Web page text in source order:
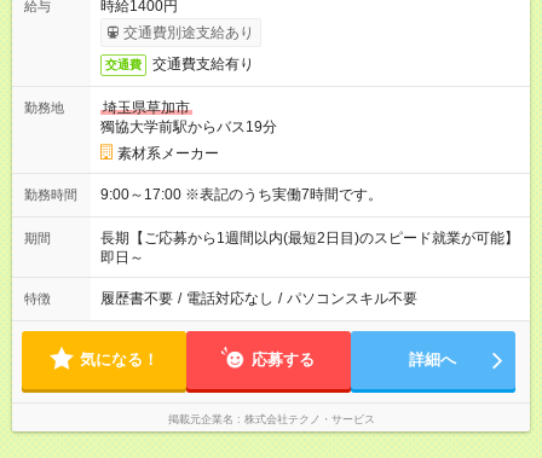
給与
時給1400円
交通費別途支給あり
交通費 交通費支給有り
勤務地
埼玉県草加市
獨協大学前駅からバス19分
素材系メーカー
勤務時間 9:00～17:00 ※表記のうち実働7時間です。
期間
長期【ご応募から1週間以内(最短2日目)のスピード就業が可能】
即日～
特徴 履歴書不要 / 電話対応なし / パソコンスキル不要
気になる！ 応募する 詳細へ
掲載元企業名 株式会社テクノ・サービス